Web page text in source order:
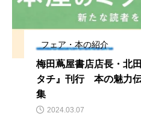
フェア・本の紹介
梅田蔦屋書店店長・北
タチ』刊行 本の魅力
集
2024.03.07